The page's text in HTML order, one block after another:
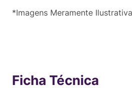
*Imagens Meramente
Ficha Técnica